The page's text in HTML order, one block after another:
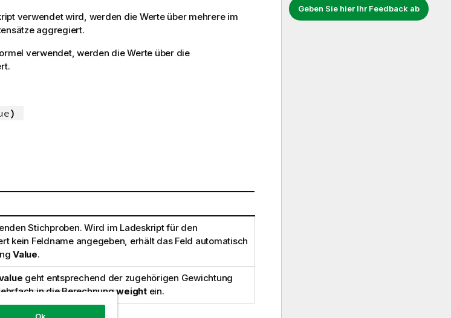
Geben Sie hier Ihr Feedback ab
verwendet wird, werden die Werte über mehrere im
aggregiert.
verwendet, werden die Werte über die
)
Stichproben. Wird im Ladeskript für den
kein Feldname angegeben, erhält das Feld automatisch
Value.
geht entsprechend der zugehörigen Gewichtung
in die Berechnungweightein.